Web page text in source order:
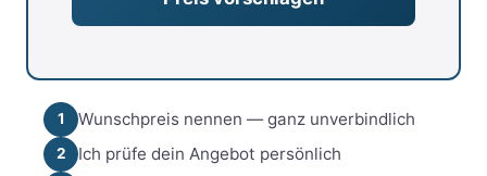
1 Wunschpreis nennen — ganz unverbindlich
2 Ich prüfe dein Angebot persönlich